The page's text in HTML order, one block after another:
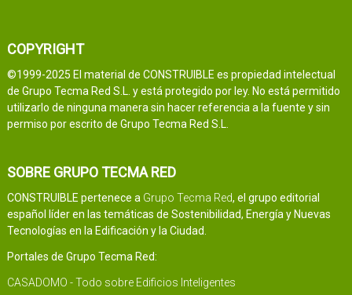
COPYRIGHT
©1999-2025 El material de CONSTRUIBLE es propiedad intelectual
de Grupo Tecma Red S.L. y está protegido por ley. No está permitido
utilizarlo de ninguna manera sin hacer referencia a la fuente y sin
permiso por escrito de Grupo Tecma Red S.L.
SOBRE GRUPO TECMA RED
CONSTRUIBLE pertenece a Grupo Tecma Red, el grupo editorial
español líder en las temáticas de Sostenibilidad, Energía y Nuevas
Tecnologías en la Edificación y la Ciudad.
Portales de Grupo Tecma Red:
CASADOMO - Todo sobre Edificios Inteligentes